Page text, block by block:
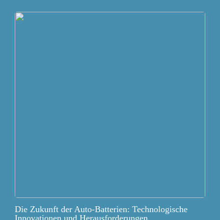
Die Zukunft der Auto-Batterien: Technologische
Innovationen und Herausforderungen